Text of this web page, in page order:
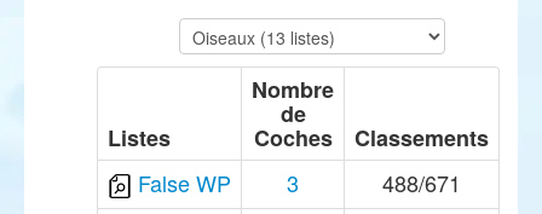
Listes
Nombre
de
Coches
Classements
False WP
3 488/671